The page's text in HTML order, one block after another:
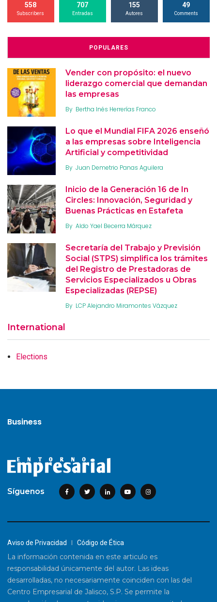
558
Subscribers
707
Entradas
155
Autores
49
Comments
POPULARES
Vender con propósito: el nuevo
liderazgo comercial que demandan
las empresas
By Bertha Inés Herrerías Franco
Lo que el Mundial FIFA 2026 enseñó
a las empresas sobre Inteligencia
Artificial y competitividad
By Juan Demetrio Panas Aguilera
Inicio de la Generación 16 de In
Circles: Innovación, Seguridad y
Buenas Prácticas en Estafeta
By Aldo Yael Becerra Márquez
Secretaría del Trabajo y Previsión
Social (STPS) simplifica los trámites
del Registro de Prestadoras de
Servicios Especializados u Obras
Especializadas (REPSE)
By LCP Alejandro Miramontes Vázquez
International
Elections
Business
Síguenos
Aviso de Privacidad Código de Ética
La información contenida en este articulo es
responsabilidad únicamente del autor. Las ideas
desarrolladas, no necesariamente coinciden con las del
Centro Empresarial de Jalisco, S.P. Se permite la